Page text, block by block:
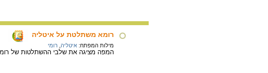
רומא משתלטת על איטליה
מילות המפתח: איטליה רומי
המפה מציגה את שלבי ההשתלטות של רומא על